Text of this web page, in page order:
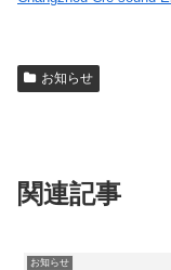
お知らせ
関連記事
お知らせ